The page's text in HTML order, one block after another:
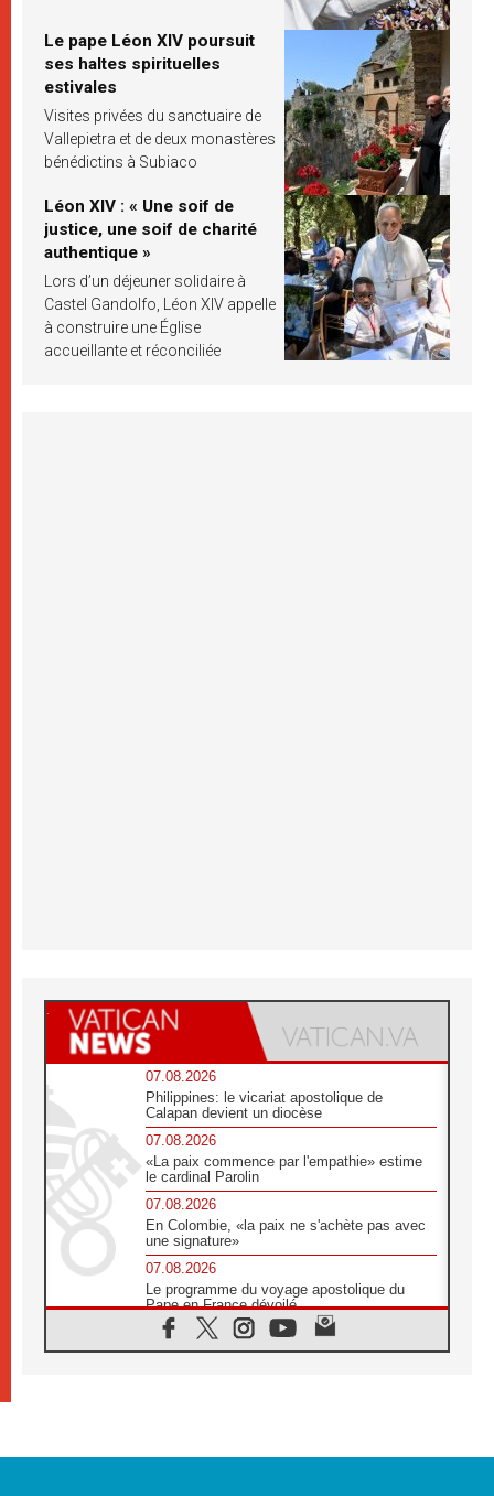
Le pape Léon XIV poursuit
ses haltes spirituelles
estivales
Visites privées du sanctuaire de
Vallepietra et de deux monastères
bénédictins à Subiaco
Léon XIV : « Une soif de
justice, une soif de charité
authentique »
Lors d’un déjeuner solidaire à
Castel Gandolfo, Léon XIV appelle
à construire une Église
accueillante et réconciliée
07.08.2026
Philippines: le vicariat apostolique de
Calapan devient un diocèse
07.08.2026
«La paix commence par l'empathie» estime
le cardinal Parolin
07.08.2026
En Colombie, «la paix ne s'achète pas avec
une signature»
07.08.2026
Le programme du voyage apostolique du
Pape en France dévoilé
07.08.2026
1ère Conférence continentale sur l'éducation
07.08.2026